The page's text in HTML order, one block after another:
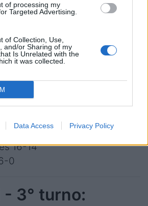
of processing my
Targeted Advertising.
of Collection, Use,
and/or Sharing of my
Is Unrelated with the
it was collected.
Data Access Privacy Policy
- 1° turno:
17-38
24-27
27
- 2° turno:
20
16-14
0
- 3° turno: